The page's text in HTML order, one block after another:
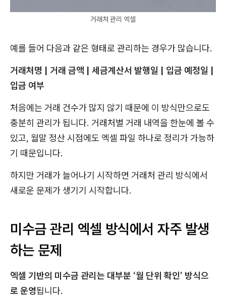
거래처 관리 엑셀
예를 들어 다음과 같은 형태로 관리하는 경우가 많습니다.
거래처명 | 거래 금액 | 세금계산서 발행일 | 입금 예정일 |
입금 여부
처음에는 거래 건수가 많지 않기 때문에 이 방식만으로도
충분히 관리가 됩니다. 거래처별 거래 내역을 한눈에 볼 수
있고, 월말 정산 시점에도 엑셀 파일 하나로 정리가 가능하
기 때문입니다.
하지만 거래가 늘어나기 시작하면 거래처 관리 방식에서
새로운 문제가 생기기 시작합니다.
미수금 관리 엑셀 방식에서 자주 발생
하는 문제
엑셀 기반의 미수금 관리는 대부분 ‘월 단위 확인’ 방식으
로 운영됩니다.